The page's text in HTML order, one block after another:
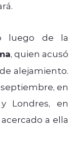
luego de la
, quien acusó
alejamiento.
en
Londres, en
a ella